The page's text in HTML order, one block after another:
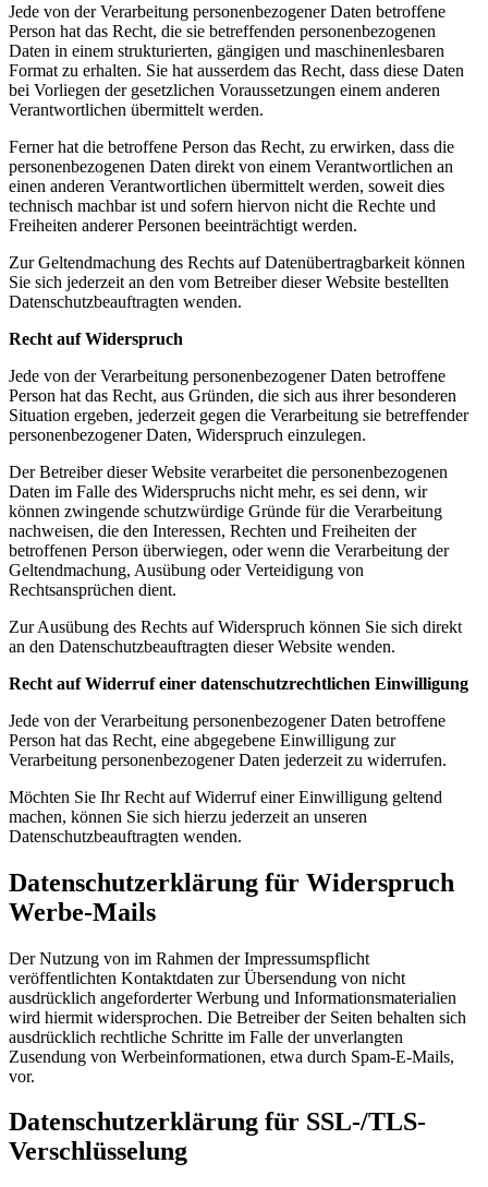
Jede von der Verarbeitung personenbezogener Daten betroffene
Person hat das Recht, die sie betreffenden personenbezogenen
Daten in einem strukturierten, gängigen und maschinenlesbaren
Format zu erhalten. Sie hat ausserdem das Recht, dass diese Daten
bei Vorliegen der gesetzlichen Voraussetzungen einem anderen
Verantwortlichen übermittelt werden.
Ferner hat die betroffene Person das Recht, zu erwirken, dass die
personenbezogenen Daten direkt von einem Verantwortlichen an
einen anderen Verantwortlichen übermittelt werden, soweit dies
technisch machbar ist und sofern hiervon nicht die Rechte und
Freiheiten anderer Personen beeinträchtigt werden.
Zur Geltendmachung des Rechts auf Datenübertragbarkeit können
Sie sich jederzeit an den vom Betreiber dieser Website bestellten
Datenschutzbeauftragten wenden.
Recht auf Widerspruch
Jede von der Verarbeitung personenbezogener Daten betroffene
Person hat das Recht, aus Gründen, die sich aus ihrer besonderen
Situation ergeben, jederzeit gegen die Verarbeitung sie betreffender
personenbezogener Daten, Widerspruch einzulegen.
Der Betreiber dieser Website verarbeitet die personenbezogenen
Daten im Falle des Widerspruchs nicht mehr, es sei denn, wir
können zwingende schutzwürdige Gründe für die Verarbeitung
nachweisen, die den Interessen, Rechten und Freiheiten der
betroffenen Person überwiegen, oder wenn die Verarbeitung der
Geltendmachung, Ausübung oder Verteidigung von
Rechtsansprüchen dient.
Zur Ausübung des Rechts auf Widerspruch können Sie sich direkt
an den Datenschutzbeauftragten dieser Website wenden.
Recht auf Widerruf einer datenschutzrechtlichen Einwilligung
Jede von der Verarbeitung personenbezogener Daten betroffene
Person hat das Recht, eine abgegebene Einwilligung zur
Verarbeitung personenbezogener Daten jederzeit zu widerrufen.
Möchten Sie Ihr Recht auf Widerruf einer Einwilligung geltend
machen, können Sie sich hierzu jederzeit an unseren
Datenschutzbeauftragten wenden.
Datenschutzerklärung für Widerspruch
Werbe-Mails
Der Nutzung von im Rahmen der Impressumspflicht
veröffentlichten Kontaktdaten zur Übersendung von nicht
ausdrücklich angeforderter Werbung und Informationsmaterialien
wird hiermit widersprochen. Die Betreiber der Seiten behalten sich
ausdrücklich rechtliche Schritte im Falle der unverlangten
Zusendung von Werbeinformationen, etwa durch Spam-E-Mails,
vor.
Datenschutzerklärung für SSL-/TLS-
Verschlüsselung